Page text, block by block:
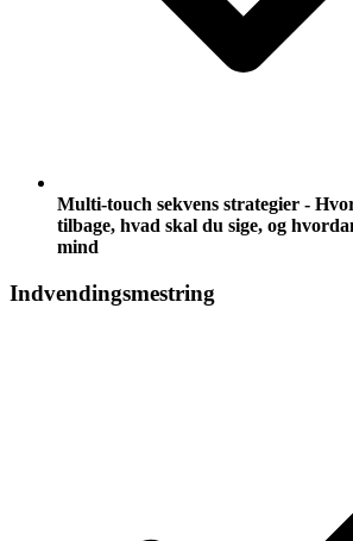
Multi-touch sekvens strategier -
tilbage, hvad skal du sige, og
mind
Indvendingsmestring